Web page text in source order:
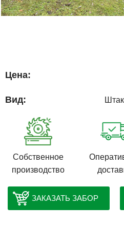
Цена:
Вид:
Собственное
производство
ЗАКАЗАТЬ ЗАБОР